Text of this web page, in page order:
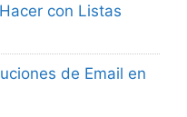
con Listas
de Email en